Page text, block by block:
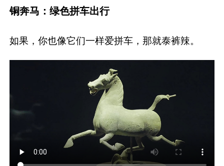
铜奔马：绿色拼车出行
如果，你也像它们一样爱拼车，那就泰裤辣。